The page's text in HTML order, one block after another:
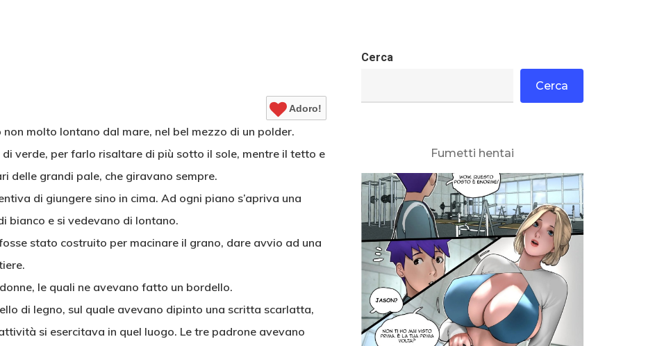
Adoro!
molto lontano dal mare, nel bel mezzo di un polder.
verde, per farlo risaltare di più sotto il sole, mentre il tetto e
delle grandi pale, che giravano sempre.
di giungere sino in cima. Ad ogni piano s’apriva una
bianco e si vedevano di lontano.
stato costruito per macinare il grano, dare avvio ad una
le quali ne avevano fatto un bordello.
di legno, sul quale avevano dipinto una scritta scarlatta,
si esercitava in quel luogo. Le tre padrone avevano
Cerca
Cerca
Fumetti hentai